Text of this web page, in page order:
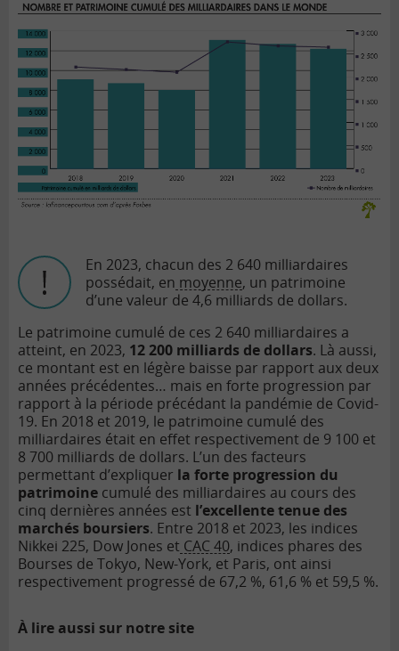
En 2023, chacun des 2 640 milliardaires
possédait, en moyenne, un patrimoine
d’une valeur de 4,6 milliards de dollars.
Le patrimoine cumulé de ces 2 640 milliardaires a
atteint, en 2023, 12 200 milliards de dollars. Là aussi,
ce montant est en légère baisse par rapport aux deux
années précédentes… mais en forte progression par
rapport à la période précédant la pandémie de Covid-
19. En 2018 et 2019, le patrimoine cumulé des
milliardaires était en effet respectivement de 9 100 et
8 700 milliards de dollars. L’un des facteurs
permettant d’expliquer la forte progression du
patrimoine cumulé des milliardaires au cours des
cinq dernières années est l’excellente tenue des
marchés boursiers. Entre 2018 et 2023, les indices
Nikkei 225, Dow Jones et CAC 40, indices phares des
Bourses de Tokyo, New-York, et Paris, ont ainsi
respectivement progressé de 67,2 %, 61,6 % et 59,5 %.
À lire aussi sur notre site